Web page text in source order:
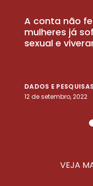
A conta não
mulheres já
sexual e
DADOS E PESQUISAS
12 de setembro, 2022
VEJA